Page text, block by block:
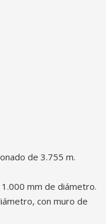
de 3.755 m.
mm de diámetro.
con muro de